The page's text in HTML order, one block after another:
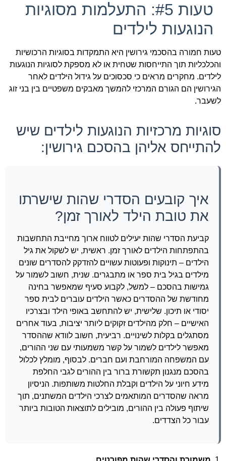
טעות #5: התעלמות מסוגיות
הנוגעות לילדים
טעות חמורה בהסכמי גירושין היא התמקדות בסוגיות הרכושיות
והכלכליות תוך התייחסות שטחית או לא מספקת לסוגיות הנוגעות
לילדים. מחקרים מראים כי סכסוכים על גידול הילדים לאחר
הגירושין הם הגורם המרכזי להמשך מאבקים משפטיים בין בני זוג
לשעבר.
סוגיות מרכזיות הנוגעות לילדים שיש
להתייחס אליהן בהסכם גירושין:
איך קובעים הסדרי שהות שישרתו
את טובת הילד לאורך זמן?
קביעת הסדרי שהות יעילים לטווח ארוך מחייבת התחשבות
בהתפתחות הילדים לאורך זמן. ראשית, יש לשקול את גיל
הילדים – תינוקות ופעוטות עשויים להזדקק להסדרים שונים
מילדים בגיל בית ספר או מתבגרים. שנית, חשוב לשמור על
גמישות בהסכם – למשל, לקבוע סעיף שמאפשר בחינה
מחודשת של ההסדרים כאשר הילדים עוברים לבית ספר
יסודי או תיכון. שלישית, יש להתחשב באופי הילד ובצרכיו
האישיים – חלק מהילדים זקוקים ליותר יציבות, בעוד אחרים
מסתגלים בקלות לשינויים. רביעית, חשוב לוודא שההסדר
מאפשר לילדים לשמור על קשר משמעותי עם שני ההורים,
עם המשפחה המורחבת ועם חברים. לבסוף, מומלץ לכלול
בהסכם מנגנון תקשורת ברור בין ההורים לגבי החלפת
מידע חיוני על הילדים וקבלת החלטות משותפות. הניסיון
מראה שהסדרים המותאמים לצרכי הילדים המשתנים, תוך
שיתוף פעולה בין ההורים, מובילים לתוצאות הטובות ביותר
עבור כל הצדדים.